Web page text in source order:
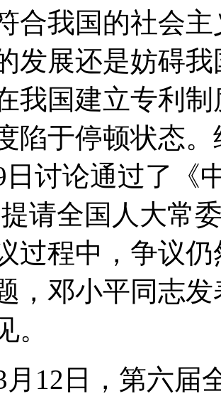
合我国的社会
发展还是妨碍
我国建立专利
陷于停顿状态
日讨论通过了《
请全国人大常
过程中，争议
，邓小平同志
。
月12日，第六届